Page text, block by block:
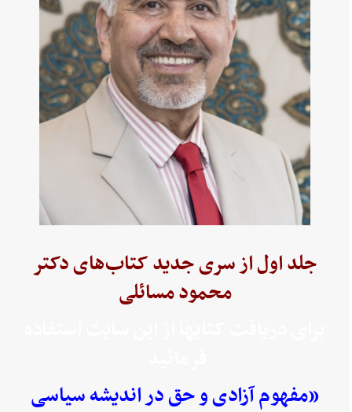
جلد اول از سری جدید کتاب‌های دکتر
محمود مسائلی
«مفهوم آزادی و حق در اندیشه سیاسی